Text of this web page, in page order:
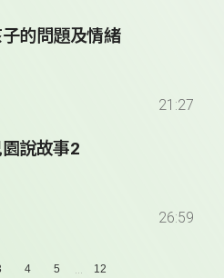
的問題及情緒
21:27
說故事2
26:59
4 5 ... 12